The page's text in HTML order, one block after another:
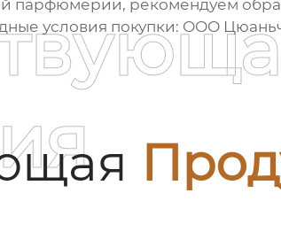
парфюмерии, рекомендуем
условия покупки: ООО